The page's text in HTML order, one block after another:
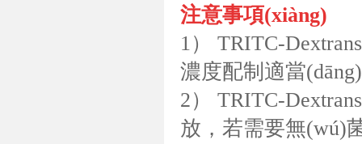
注意事項(xiàng)
1） TRITC-
濃度配制適當
2） TRITC-
放，若需要無(wú)